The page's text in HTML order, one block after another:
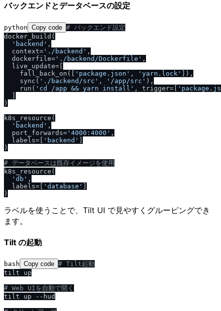
バックエンドとデータベースの設定
python Copy code # バックエンド設定
docker_build(
'backend' ,
  context=
'. / backend' ,
  dockerfile=
'. / backend /Dockerfile' ,
  live_update=[
    fall_back_on([
'package.json' , 'yarn.lock'
]),
    sync(
'. / backend /src' , ' /app /src' ),
    run(
'cd /app && yarn install' , trigger=[
)
k8s_resource(
'backend' ,
  port_forwards=
'4000:4000' ,
  labels=[
'backend'
)
# データベースは既存イメージを使用
k8s_resource(
'db' ,
  labels=[
'database'
ラベルを使うことで、Tilt UI で見やすくグルーピングでき
ます。
Tilt の起動
bash Copy code # Tilt起動
tilt up
# Web UIを自動で開く
tilt up --hud